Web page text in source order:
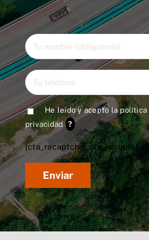
He leido y acepto lapolítica
privacidad ?
[cta_recaptcha* cta_recaptcha]